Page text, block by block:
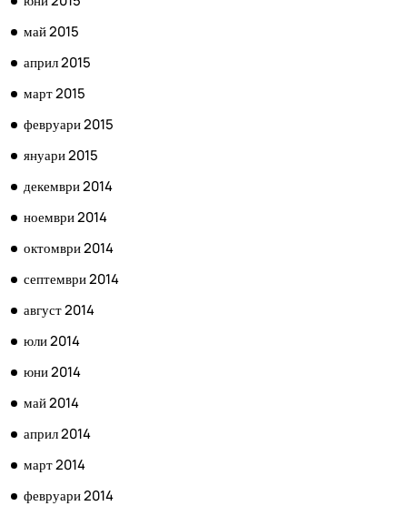
май 2015
април 2015
март 2015
февруари 2015
януари 2015
декември 2014
ноември 2014
октомври 2014
септември 2014
август 2014
юли 2014
юни 2014
май 2014
април 2014
март 2014
февруари 2014